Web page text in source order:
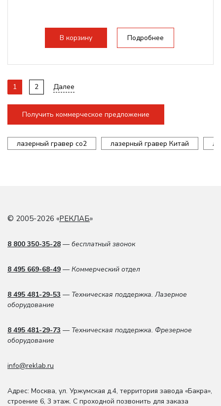
В корзину Подробнее
1 2 Далее
Получить коммерческое предложение
лазерный гравер co2 лазерный гравер Китай
© 2005-2026 «РЕКЛАБ»
8 800 350-35-28 — бесплатный звонок
8 495 669-68-49 — Коммерческий отдел
8 495 481-29-53 — Техническая поддержка. Лазерное
оборудование
8 495 481-29-73 — Техническая поддержка. Фрезерное
оборудование
info@reklab.ru
Адрес: Москва, ул. Уржумская д.4, территория завода «Бакра»,
строение 6, 3 этаж. С проходной позвонить для заказа